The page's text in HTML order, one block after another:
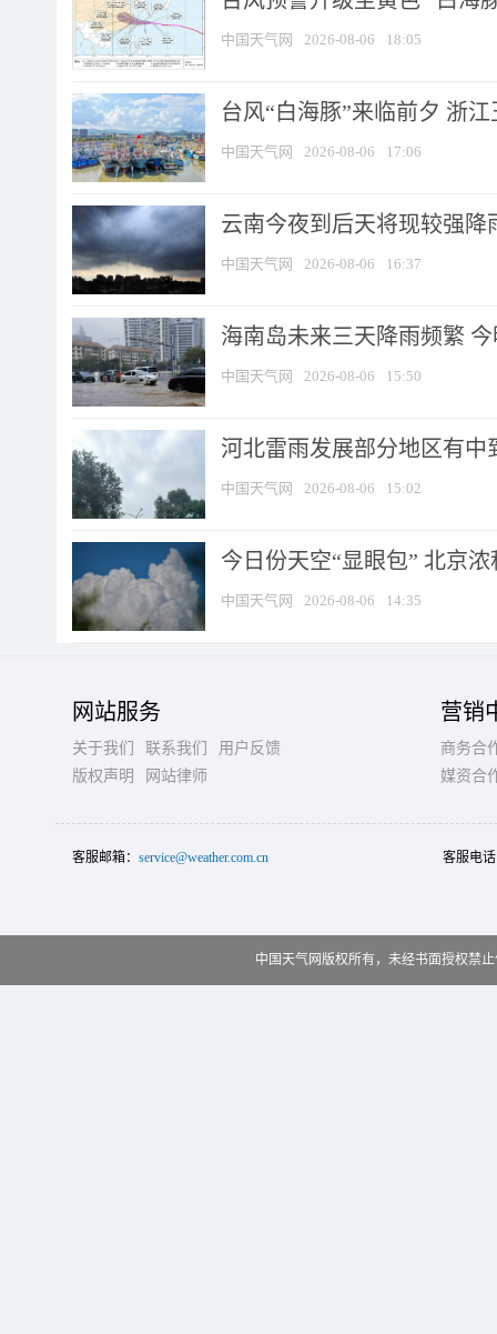
中国天气网 2026-08-06 18:05
台风“白海豚”来临前夕 浙
中国天气网 2026-08-06 17:06
云南今夜到后天将现较强降
中国天气网 2026-08-06 16:37
海南岛未来三天降雨频繁
中国天气网 2026-08-06 15:50
河北雷雨发展部分地区有中
中国天气网 2026-08-06 15:02
今日份天空“显眼包” 北京
中国天气网 2026-08-06 14:35
网站服务
关于我们 联系我们
用户反馈
版权声明
网站律师
营销
商务合
媒资合
客服邮箱： service@weather.com.cn 客服电
中国天气网版权所有，未经书面授权